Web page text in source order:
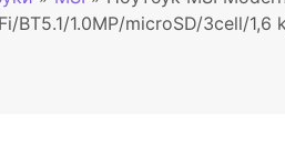
BT5.1/1.0MP/microSD/3cell/1,6